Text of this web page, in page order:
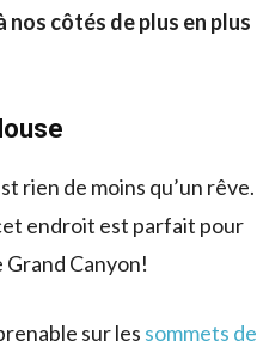
nos côtés de plus en plus
rien de moins qu’un rêve.
endroit est parfait pour
Canyon!
sur les sommets de